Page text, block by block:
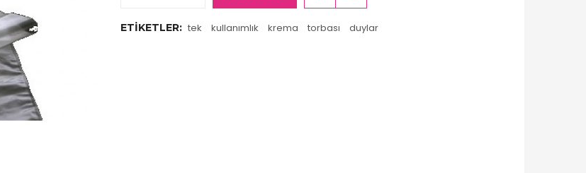
ETIKETLER: tek kullanımlık krema torbası duylar